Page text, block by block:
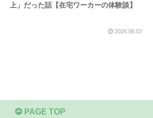
上」だった話【在宅ワーカーの体験談】
2026.06.03
PAGE TOP